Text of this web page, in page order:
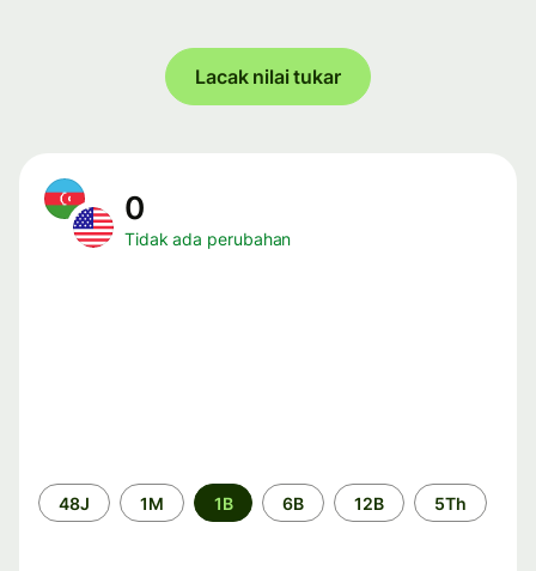
Lacak nilai tukar
0
Tidak ada perubahan
Periode
waktu
48J 1M 1B 6B 12B 5Th